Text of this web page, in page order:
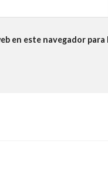
en este navegador